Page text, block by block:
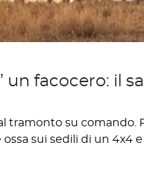
facocero: il
tramonto su comando.
sui sedili di un 4x4